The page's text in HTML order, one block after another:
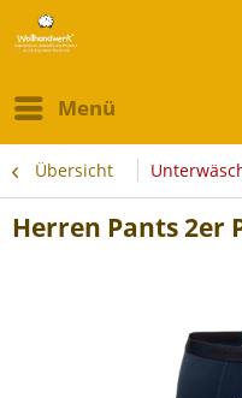
Menü
Übersicht
Herren Pants 2er